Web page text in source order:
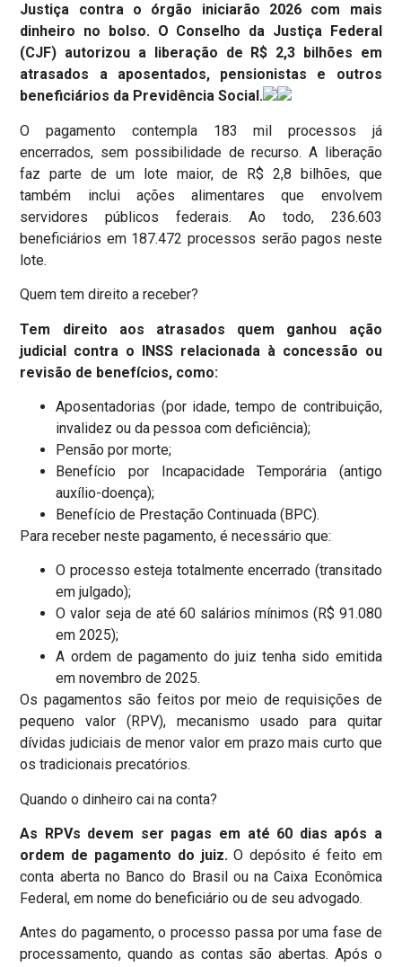
Justiça contra o órgão iniciarão 2026 com mais
dinheiro no bolso. O Conselho da Justiça Federal
(CJF) autorizou a liberação de R$ 2,3 bilhões em
atrasados a aposentados, pensionistas e outros
beneficiários da Previdência Social.
O pagamento contempla 183 mil processos já
encerrados, sem possibilidade de recurso. A liberação
faz parte de um lote maior, de R$ 2,8 bilhões, que
também inclui ações alimentares que envolvem
servidores públicos federais. Ao todo, 236.603
beneficiários em 187.472 processos serão pagos neste
lote.
Quem tem direito a receber?
Tem direito aos atrasados quem ganhou ação
judicial contra o INSS relacionada à concessão ou
revisão de benefícios, como:
Aposentadorias (por idade, tempo de contribuição,
invalidez ou da pessoa com deficiência);
Pensão por morte;
Benefício por Incapacidade Temporária (antigo
auxílio-doença);
Benefício de Prestação Continuada (BPC).
Para receber neste pagamento, é necessário que:
O processo esteja totalmente encerrado (transitado
em julgado);
O valor seja de até 60 salários mínimos (R$ 91.080
em 2025);
A ordem de pagamento do juiz tenha sido emitida
em novembro de 2025.
Os pagamentos são feitos por meio de requisições de
pequeno valor (RPV), mecanismo usado para quitar
dívidas judiciais de menor valor em prazo mais curto que
os tradicionais precatórios.
Quando o dinheiro cai na conta?
As RPVs devem ser pagas em até 60 dias após a
ordem de pagamento do juiz.O depósito é feito em
conta aberta no Banco do Brasil ou na Caixa Econômica
Federal, em nome do beneficiário ou de seu advogado.
Antes do pagamento, o processo passa por uma fase de
processamento, quando as contas são abertas. Após o